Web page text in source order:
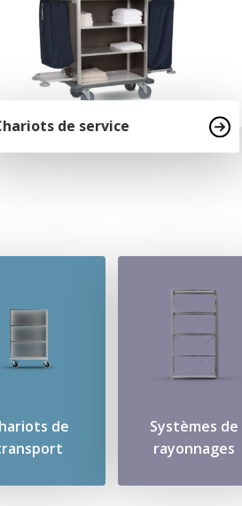
de service
de
Systèmes de
rayonnages